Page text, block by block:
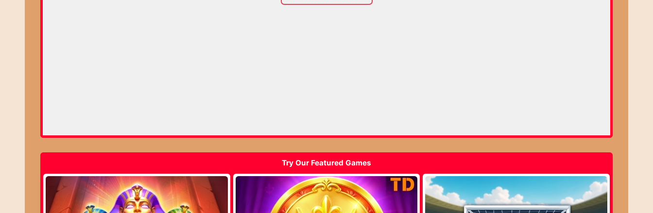
Try Our Featured Games